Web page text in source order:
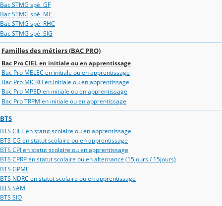
Bac STMG spé. GF
Bac STMG spé. MC
Bac STMG spé. RHC
Bac STMG spé. SIG
Familles des métiers (BAC PRO)
Bac Pro CIEL en initiale ou en apprentissage
Bac Pro MELEC en initiale ou en apprentissage
Bac Pro MICRO en initiale ou en apprentissage
Bac Pro MP3D en initiale ou en apprentissage
Bac Pro TRPM en initiale ou en apprentissage
BTS
BTS CIEL en statut scolaire ou en apprentissage
BTS CG en statut scolaire ou en apprentissage
BTS CPI en statut scolaire ou en apprentissage
BTS CPRP en statut scolaire ou en alternance (15jours / 15jours)
BTS GPME
BTS NDRC en statut scolaire ou en apprentissage
BTS SAM
BTS SIO